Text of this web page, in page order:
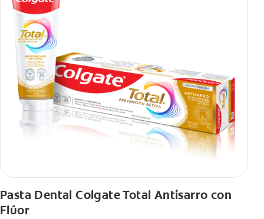
Pasta Dental Colgate Total Antisarro con
Flúor